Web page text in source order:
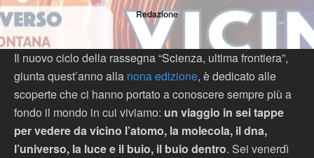
Redazione
Il nuovo ciclo della rassegna “Scienza, ultima frontiera”,
giunta quest’anno alla nona edizione, è dedicato alle
scoperte che ci hanno portato a conoscere sempre più a
fondo il mondo in cui viviamo: un viaggio in sei tappe
per vedere da vicino l’atomo, la molecola, il dna,
l’universo, la luce e il buio, il buio dentro. Sei venerdì